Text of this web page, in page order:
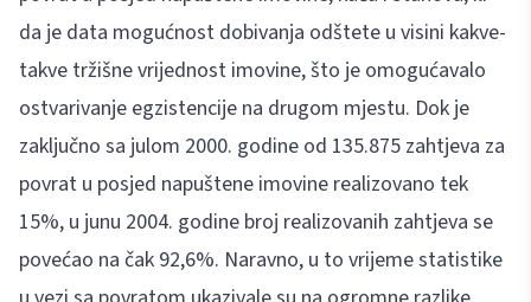
da je data mogućnost dobivanja odštete u visini kakve-
takve tržišne vrijednost imovine, što je omogućavalo
ostvarivanje egzistencije na drugom mjestu. Dok je
zaključno sa julom 2000. godine od 135.875 zahtjeva za
povrat u posjed napuštene imovine realizovano tek
15%, u junu 2004. godine broj realizovanih zahtjeva se
povećao na čak 92,6%. Naravno, u to vrijeme statistike